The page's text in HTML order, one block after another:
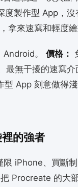
製作型 App，
拿來速寫和輕度繪
。 價格：
最無干擾的速寫
型 App 刻意做得
的強者
iPhone、買斷
Procreate 的大